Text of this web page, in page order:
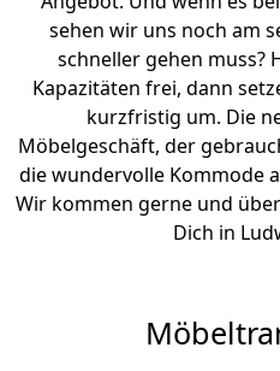
sehen wir uns noch am
schneller gehen muss?
Kapazitäten frei, dann
kurzfristig um. Die
Möbelgeschäft, der
die wundervolle Kommode
Wir kommen gerne und
Dich in